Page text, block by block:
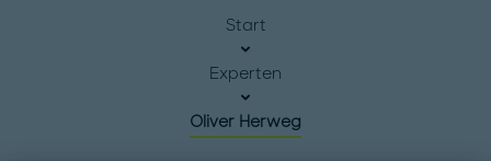
Start
Experten
Oliver Herweg